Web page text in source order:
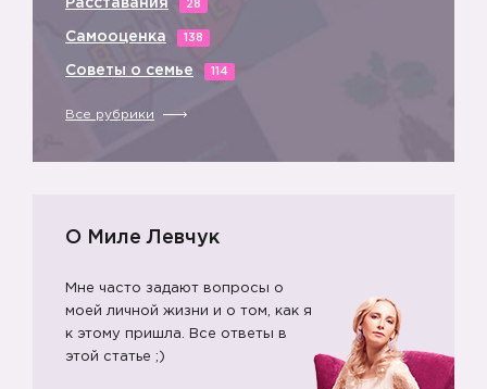
Расставания 28
Самооценка 138
Советы о семье 114
Все рубрики
О Миле Левчук
Мне часто задают вопросы о
моей личной жизни и о том, как я
к этому пришла. Все ответы в
этой статье ;)